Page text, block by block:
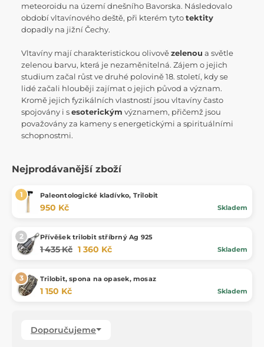
meteoroidu na území dnešního Bavorska. Následovalo
období vltavínového deště, při kterém tytotektity
dopadly na jižní Čechy.
Vltavíny mají charakteristickou olivovězelenou a světle
zelenou barvu, která je nezaměnitelná. Zájem o jejich
studium začal růst ve druhé polovině 18. století, kdy se
lidé začali hlouběji zajímat o jejich původ a význam.
Kromě jejich fyzikálních vlastností jsou vltavíny často
spojovány i sesoterickým významem, přičemž jsou
považovány za kameny s energetickými a spirituálními
schopnostmi.
Nejprodávanější zboží
Paleontologické kladívko, Trilobit
950 Kč Skladem
Přívěšek trilobit stříbrný Ag 925
1 435 Kč 1 360 Kč Skladem
Trilobit, spona na opasek, mosaz
1 150 Kč Skladem
Doporučujeme